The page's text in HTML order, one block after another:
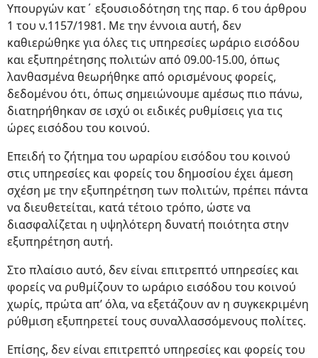
Υπουργών κατ΄ εξουσιοδότηση της παρ. 6 του άρθρου
1 του ν.1157/1981. Με την έννοια αυτή, δεν
καθιερώθηκε για όλες τις υπηρεσίες ωράριο εισόδου
και εξυπηρέτησης πολιτών από 09.00-15.00, όπως
λανθασμένα θεωρήθηκε από ορισμένους φορείς,
δεδομένου ότι, όπως σημειώνουμε αμέσως πιο πάνω,
διατηρήθηκαν σε ισχύ οι ειδικές ρυθμίσεις για τις
ώρες εισόδου του κοινού.
Επειδή το ζήτημα του ωραρίου εισόδου του κοινού
στις υπηρεσίες και φορείς του δημοσίου έχει άμεση
σχέση με την εξυπηρέτηση των πολιτών, πρέπει πάντα
να διευθετείται, κατά τέτοιο τρόπο, ώστε να
διασφαλίζεται η υψηλότερη δυνατή ποιότητα στην
εξυπηρέτηση αυτή.
Στο πλαίσιο αυτό, δεν είναι επιτρεπτό υπηρεσίες και
φορείς να ρυθμίζουν το ωράριο εισόδου του κοινού
χωρίς, πρώτα απ’ όλα, να εξετάζουν αν η συγκεκριμένη
ρύθμιση εξυπηρετεί τους συναλλασσόμενους πολίτες.
Επίσης, δεν είναι επιτρεπτό υπηρεσίες και φορείς του